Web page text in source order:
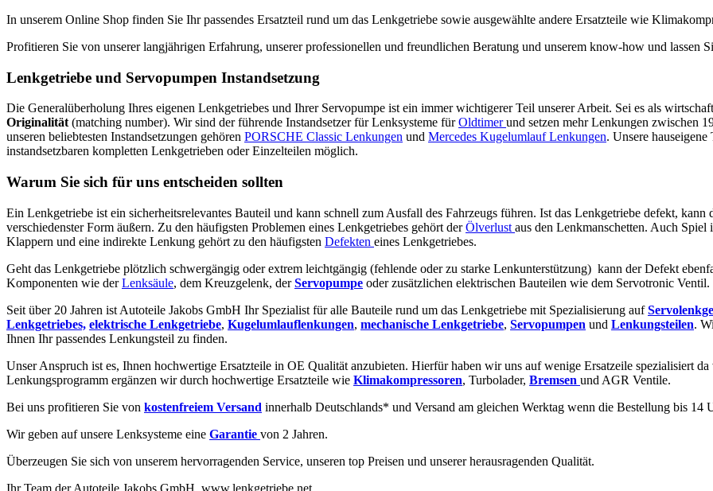
In unserem Online Shop finden Sie Ihr passendes Ersatzteil rund um das Lenkgetriebe sowie ausgewählte andere Ersatzteile wie
Profitieren Sie von unserer langjährigen Erfahrung, unserer professionellen und freundlichen Beratung und unserem know-how und lassen
Lenkgetriebe und Servopumpen Instandsetzung
Die Generalüberholung Ihres eigenen Lenkgetriebes und Ihrer Servopumpe ist ein immer wichtigerer Teil unserer Arbeit. Sei es als
Originalität (matching number). Wir sind der führende Instandsetzer für Lenksysteme fürOldtimerund setzen mehr Lenkungen zwischen
unseren beliebtesten Instandsetzungen gehören PORSCHE Classic Lenkungen und Mercedes Kugelumlauf Lenkungen. Unsere
instandsetzbaren kompletten Lenkgetrieben oder Einzelteilen möglich.
Warum Sie sich für uns entscheiden sollten
Ein Lenkgetriebe ist ein sicherheitsrelevantes Bauteil und kann schnell zum Ausfall des Fahrzeugs führen. Ist das Lenkgetriebe defekt,
verschiedenster Form äußern. Zu den häufigsten Problemen eines Lenkgetriebes gehört derÖlverlust aus den Lenkmanschetten. Auch Spiel
Klappern und eine indirekte Lenkung gehört zu den häufigsten Defekten eines Lenkgetriebes.
Geht das Lenkgetriebe plötzlich schwergängig oder extrem leichtgängig (fehlende oder zu starke Lenkunterstützung) kann der Defekt
Komponenten wie derLenksäule, dem Kreuzgelenk, derServopumpe oder zusätzlichen elektrischen Bauteilen wie dem Servotronic Ventil.
Seit über 20 Jahren ist Autoteile Jakobs GmbH Ihr Spezialist für alle Bauteile rund um das Lenkgetriebe mit Spezialisierung auf
Lenkgetriebes, elektrische Lenkgetriebe, Kugelumlauflenkungen, mechanische Lenkgetriebe, Servopumpen und Lenkungsteilen.
Ihnen Ihr passendes Lenkungsteil zu finden.
Unser Anspruch ist es, Ihnen hochwertige Ersatzteile in OE Qualität anzubieten. Hierfür haben wir uns auf wenige Ersatzeile spezialisiert
Lenkungsprogramm ergänzen wir durch hochwertige Ersatzteile wie Klimakompressoren, Turbolader, Bremsen und AGR Ventile.
Bei uns profitieren Sie von kostenfreiem Versand innerhalb Deutschlands* und Versand am gleichen Werktag wenn die Bestellung bis 14
Wir geben auf unsere Lenksysteme eine Garantie von 2 Jahren.
Überzeugen Sie sich von unserem hervorragenden Service, unseren top Preisen und unserer herausragenden Qualität.
Ihr Team der Autoteile Jakobs GmbH. www.lenkgetriebe.net